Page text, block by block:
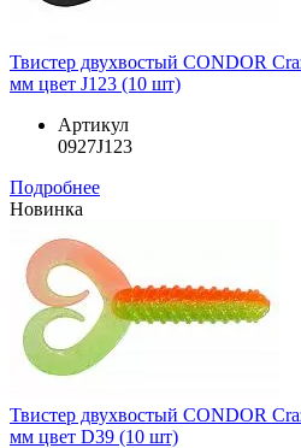
Твистер двухвостый CONDOR
мм цвет J123 (10 шт)
Артикул
0927J123
Подробнее
Новинка
Твистер двухвостый CONDOR
мм цвет D39 (10 шт)